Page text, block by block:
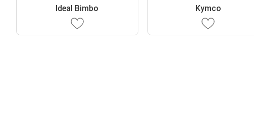
Ideal Bimbo Kymco